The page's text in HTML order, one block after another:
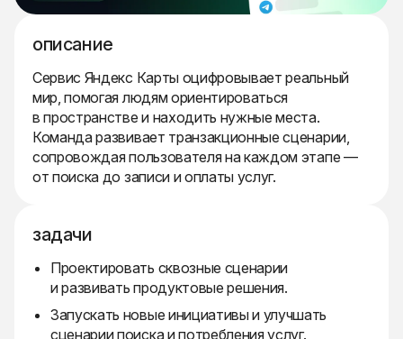
описание
Сервис Яндекс Карты оцифровывает реальный
мир, помогая людям ориентироваться
в пространстве и находить нужные места.
Команда развивает транзакционные сценарии,
сопровождая пользователя на каждом этапе —
от поиска до записи и оплаты услуг.
задачи
Проектировать сквозные сценарии
и развивать продуктовые решения.
Запускать новые инициативы и улучшать
сценарии поиска и потребления услуг.